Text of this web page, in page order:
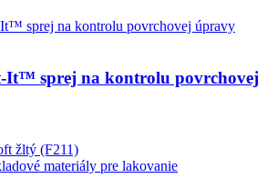
It™ sprej na kontrolu povrchovej
materiály pre lakovanie